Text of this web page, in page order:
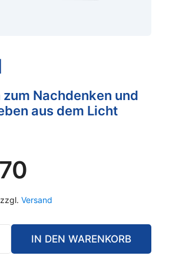
Nachdenken und
aus dem Licht
zzgl. Versand
IN DEN WARENKORB